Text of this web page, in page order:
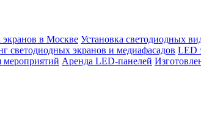
в Москве Установка светодиодных
светодиодных экранов и медиафасадов LED
мероприятий Аренда LED-панелей